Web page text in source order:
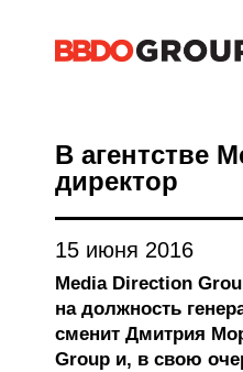
В агентстве
директор
15 июня 2016
Media Direction
на должность
сменит Дмитрия
Group и, в свою